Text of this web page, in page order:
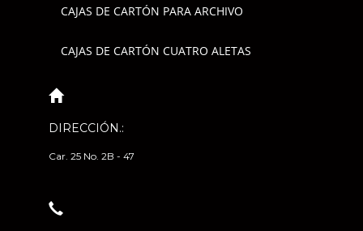
CAJAS DE CARTÓN PARA ARCHIVO
CAJAS DE CARTÓN CUATRO ALETAS
DIRECCIÓN.:
Car. 25 No. 2B - 47